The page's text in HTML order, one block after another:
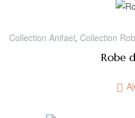
Collection Anifael, Collection
Robe